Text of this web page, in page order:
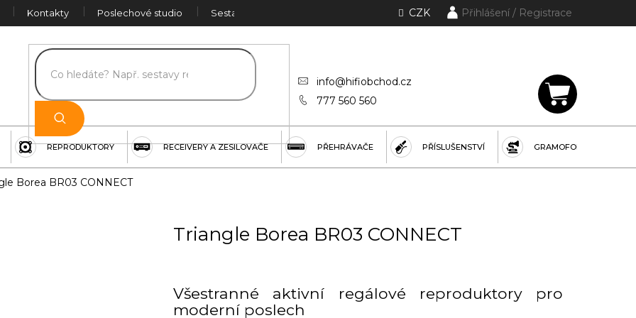
Kontakty Poslechové studio Sestava na míru CZK Přihlášení
info@hifiobchod.cz
777 560 560
NÁKUPNÍ
REPRODUKTORY RECEIVERY A ZESILOVAČE PŘEHRÁVAČE PŘÍSLUŠENSTVÍ GRAMOFONY
Borea BR03 CONNECT
Triangle Borea BR03 CONNECT
Všestranné aktivní regálové reproduktory pro
moderní poslech